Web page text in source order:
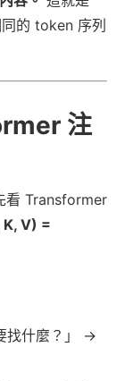
的 token 序列
注
看 Transformer
V) =
找什麼？」 →